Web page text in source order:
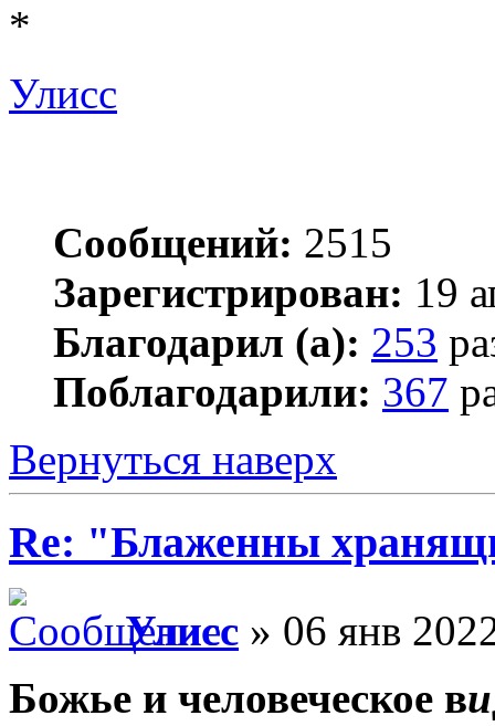
*
Улисс
Сообщений: 2515
Зарегистрирован: 19
Благодарил (а): 253
Поблагодарили: 367
Вернуться наверх
Re: "Блаженны
Улисс » 06 янв
Божье и человеческое ви